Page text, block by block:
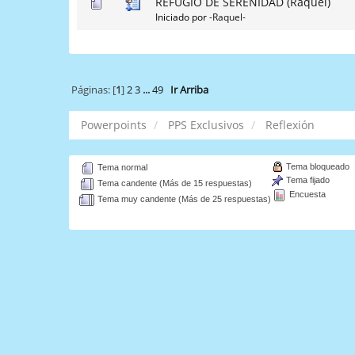
Iniciado por-Raquel-
Páginas: [1]2 3 ...49 Ir Arriba
Powerpoints PPS Exclusivos Reflexión
Tema normal
Tema candente (Más de 15 respuestas)
Tema muy candente (Más de 25 respuestas)
Tema bloqueado
Tema fijado
Encuesta